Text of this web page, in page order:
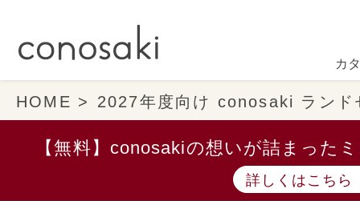
カ
HOME 2027年度向け conosaki ランド
【無料】conosakiの想いが詰まった
詳しくはこちら